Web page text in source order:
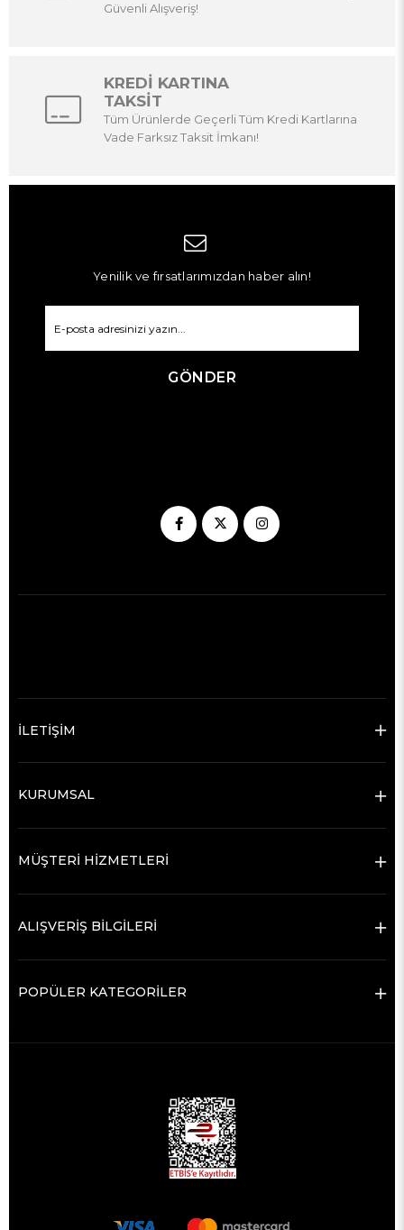
Güvenli Alışveriş!
KREDİ KARTINA
TAKSİT
Tüm Ürünlerde Geçerli Tüm Kredi Kartlarına
Vade Farksız Taksit İmkanı!
Yenilik ve fırsatlarımızdan haber alın!
GÖNDER
İLETİŞİM
KURUMSAL
MÜŞTERİ HİZMETLERİ
ALIŞVERİŞ BİLGİLERİ
POPÜLER KATEGORİLER